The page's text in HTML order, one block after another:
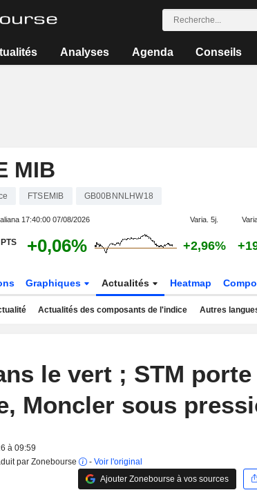
Analyses Agenda Conseils
MIB
FTSEMIB GB00BNNLHW18
17:40:00 07/08/2026 Varia. 5j.
PTS +0,06% +2,96%
Graphiques Actualités Heatmap
Actualités des composants de l'indice Autres
le vert ; STM porte
Moncler sous
à 09:59
par Zonebourse
- Voir l'original
Ajouter Zonebourse à vos sources